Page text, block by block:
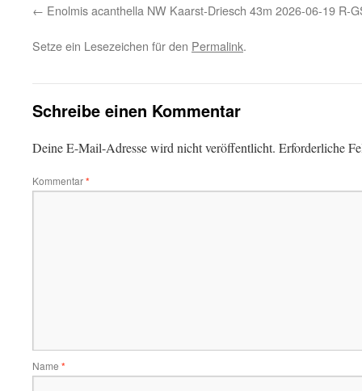
Enolmis acanthella NW Kaarst-Driesch 43m 2026-06-19 R-
Setze ein Lesezeichen für den Permalink.
Schreibe einen Kommentar
Deine E-Mail-Adresse wird nicht veröffentlicht. Erforderliche
Kommentar*
Name *